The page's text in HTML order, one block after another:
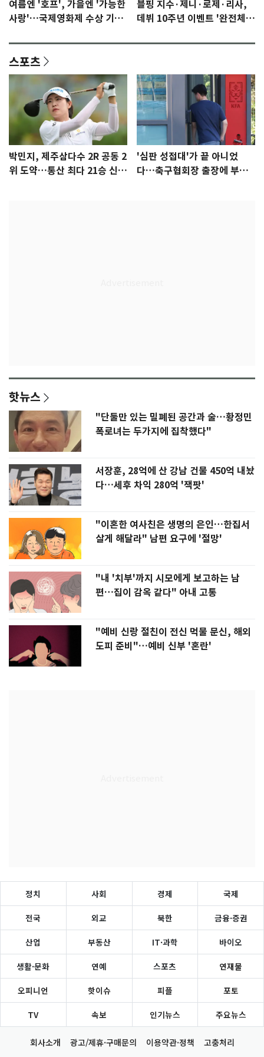
여름엔 '호프', 가을엔 '가능한
사랑'…국제영화제 수상 기대
블핑 지수·제니·로제·리사,
데뷔 10주년 이벤트 '완전체'
스포츠
박민지, 제주삼다수 2R 공동 2
위 도약…통산 최다 21승 신기
'심판 성접대'가 끝 아니었
다…축구협회장 출장에 부인
핫뉴스
"단둘만 있는 밀폐된 공간과 술…황정민
폭로녀는 두가지에 집착했다"
서장훈, 28억에 산 강남 건물 450억 내놨
다…세후 차익 280억 '잭팟'
"이혼한 여사친은 생명의 은인…한집서
살게 해달라" 남편 요구에 '절망'
"내 '치부'까지 시모에게 보고하는 남
편…집이 감옥 같다" 아내 고통
"예비 신랑 절친이 전신 먹물 문신, 해외
도피 준비"…예비 신부 '혼란'
정치 사회 경제 국제
전국 외교 북한 금융·증권
산업 부동산 IT·과학 바이오
생활·문화 연예 스포츠 연재물
오피니언 핫이슈 피플 포토
TV 속보 인기뉴스 주요뉴스
회사소개 광고/제휴·구매문의 이용약관·정책 고충처리